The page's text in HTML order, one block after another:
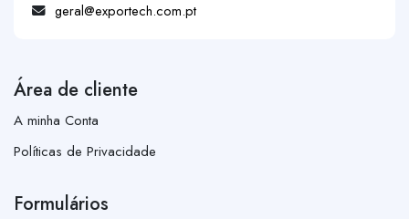
geral@exportech.com.pt
Área de cliente
A minha Conta
Políticas de Privacidade
Formulários